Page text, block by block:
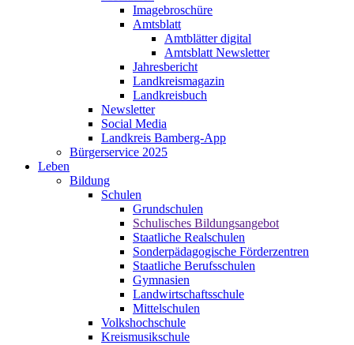
Imagebroschüre
Amtsblatt
Amtblätter digital
Amtsblatt Newsletter
Jahresbericht
Landkreismagazin
Landkreisbuch
Newsletter
Social Media
Landkreis Bamberg-App
Bürgerservice 2025
Leben
Bildung
Schulen
Grundschulen
Schulisches Bildungsangebot
Staatliche Realschulen
Sonderpädagogische Förderzentren
Staatliche Berufsschulen
Gymnasien
Landwirtschaftsschule
Mittelschulen
Volkshochschule
Kreismusikschule